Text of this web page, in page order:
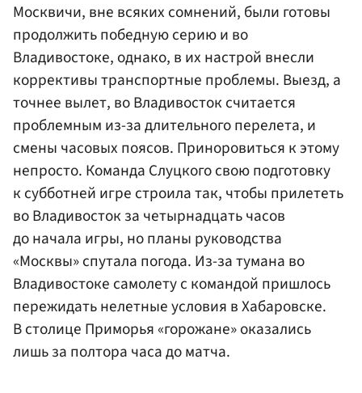
Москвичи, вне всяких сомнений, были готовы
продолжить победную серию и во
Владивостоке, однако, в их настрой внесли
коррективы транспортные проблемы. Выезд, а
точнее вылет, во Владивосток считается
проблемным из-за длительного перелета, и
смены часовых поясов. Приноровиться к этому
непросто. Команда Слуцкого свою подготовку
к субботней игре строила так, чтобы прилететь
во Владивосток за четырнадцать часов
до начала игры, но планы руководства
«Москвы» спутала погода. Из-за тумана во
Владивостоке самолету с командой пришлось
пережидать нелетные условия в Хабаровске.
В столице Приморья «горожане» оказались
лишь за полтора часа до матча.